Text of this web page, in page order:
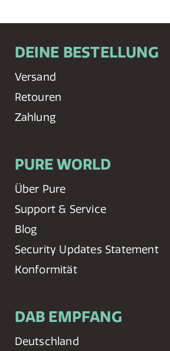
DEINE BESTELLUNG
Versand
Retouren
Zahlung
PURE WORLD
Über Pure
Support & Service
Blog
Security Updates Statement
Konformität
DAB EMPFANG
Deutschland